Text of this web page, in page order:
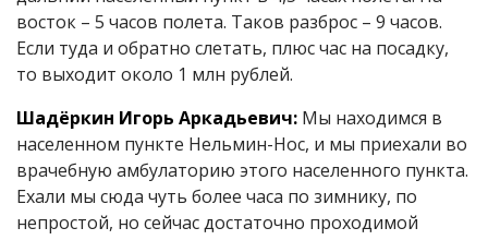
восток – 5 часов полета. Таков разброс – 9 часов.
Если туда и обратно слетать, плюс час на посадку,
то выходит около 1 млн рублей.
Шадёркин Игорь Аркадьевич: Мы находимся в
населенном пункте Нельмин-Нос, и мы приехали во
врачебную амбулаторию этого населенного пункта.
Ехали мы сюда чуть более часа по зимнику, по
непростой, но сейчас достаточно проходимой